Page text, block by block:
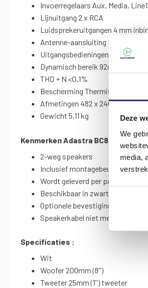
Deze
We
media,
Invoerregelaars Aux, Media,
Lijnuitgang 2 x RCA
Luidsprekeruitgangen 4 mm
Antenne-aansluiting F-type (FM-
Uitgangsbedieningen Source
Dynamisch bereik 92dB
THD + N <0,1%
Bescherming Thermisch,
Afmetingen 482 x 240 x 88 mm
Gewicht 5,11 kg
Kenmerken Adastra BC8-W stereo
2-weg speakers
Inclusief montagebeugels
Wordt geleverd per paar
Beschikbaar in zwart en wit
Optionele bevestiging met M6
Speakerkabel niet meegeleverd
Specificaties :
Wit
Woofer 200mm (8'')
Tweeter 25mm (1'') tweeter